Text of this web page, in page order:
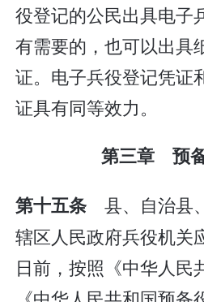
役登记的公民出具电子
有需要的，也可以出具
证。电子兵役登记凭证
证具有同等效力。
第三章 预
第十五条县、自治县
辖区人民政府兵役机关
日前，按照《中华人民